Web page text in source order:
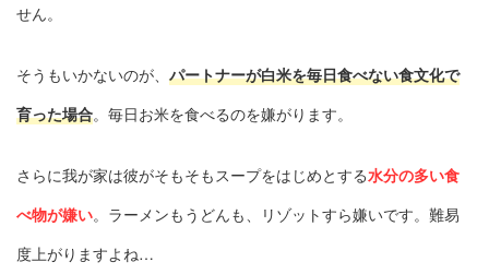
せん。
そうもいかないのが、 パートナーが白米を毎日食べない食文化で
育った場合。毎日お米を食べるのを嫌がります。
さらに我が家は彼がそもそもスープをはじめとする水分の多い食
べ物が嫌い。ラーメンもうどんも、リゾットすら嫌いです。難易
度上がりますよね…